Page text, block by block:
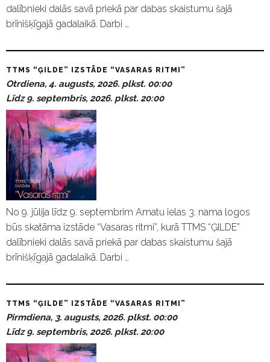
dalībnieki dalās savā priekā par dabas skaistumu šajā
brīnišķīgajā gadalaikā. Darbi …
TTMS “ĢILDE” IZSTĀDE “VASARAS RITMI”
Otrdiena, 4. augusts, 2026. plkst. 00:00
Līdz 9. septembris, 2026. plkst. 20:00
No 9. jūlija līdz 9. septembrim Amatu ielas 3. nama logos
būs skatāma izstāde “Vasaras ritmi”, kurā TTMS “ĢILDE”
dalībnieki dalās savā priekā par dabas skaistumu šajā
brīnišķīgajā gadalaikā. Darbi …
TTMS “ĢILDE” IZSTĀDE “VASARAS RITMI”
Pirmdiena, 3. augusts, 2026. plkst. 00:00
Līdz 9. septembris, 2026. plkst. 20:00